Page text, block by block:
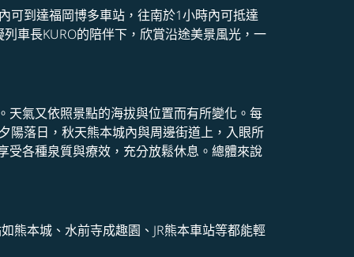
可到達福岡博多車站，往南於1小時內可抵達
車長KURO的陪伴下，欣賞沿途美景風光，一
天氣又依照景點的海拔與位置而有所變化。每
陽落日，秋天熊本城內與周邊街道上，入眼所
受各種泉質與療效，充分放鬆休息。總體來說
熊本城、水前寺成趣園、JR熊本車站等都能輕